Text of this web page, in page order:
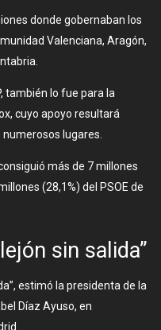
donde gobernaban los
Valenciana, Aragón,
también lo fue para la
cuyo apoyo resultará
lugares.
más de 7 millones
(28,1%) del PSOE de
sin salida”
estimó la presidenta de la
Díaz Ayuso, en